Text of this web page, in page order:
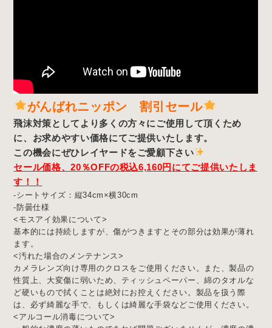
がんばれニッポン 割引セール
飛沫対策としてより多くの方々にご使用して頂くため
に、お求めやすい価格にてご提供いたします。
この機会にぜひレイヤードをご愛顧下さい
セール価格、20％OFFの税込6,160円にてご提供いたしま
す！！
-シートサイズ：縦34cm×横30cm
-防曇仕様
<モスアイ効果について>
基本的には持続しますが、傷がつきますとその部分は効果が薄れ
ます。
<汚れた場合のメンテナンス>
カメラレンズ向け専用のクロスをご使用ください。また、製品の
性質上、大変傷に弱いため、ティッシュペーパー、綿のタオルな
ど硬いもので拭くことは絶対にお控えください。製品を扱う際
は、必ず綺麗な手で、もしくは綺麗な手袋などご使用ください。
<アルコール消毒について>